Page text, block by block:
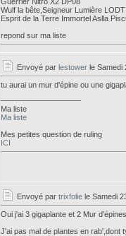
Wulf la bête,Seigneur Lumière LODT
Esprit de la Terre Immortel Aslla
repond sur ma liste
Envoyé par lestower le Samedi
tu aurai un mur d'épine ou une
Ma liste
Ma liste
Mes petites question de ruling
ICI
Envoyé par trixfolie le Samedi
Oui j'ai 3 gigaplante et 2 Mur
J'ai pas mal de plantes en rab',dont